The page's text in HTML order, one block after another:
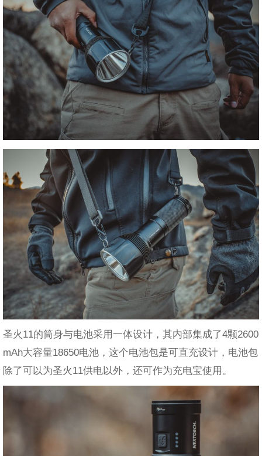
圣火11的筒身与电池采用一体设计，其内部集成了4颗2600
mAh大容量18650电池，这个电池包是可直充设计，电池包
除了可以为圣火11供电以外，还可作为充电宝使用。